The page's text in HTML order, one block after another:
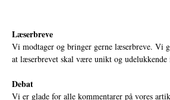
Læserbreve
Vi modtager og bringer gerne læserbreve. Vi
at læserbrevet skal være unikt og udelukkende
Debat
Vi er glade for alle kommentarer på vores